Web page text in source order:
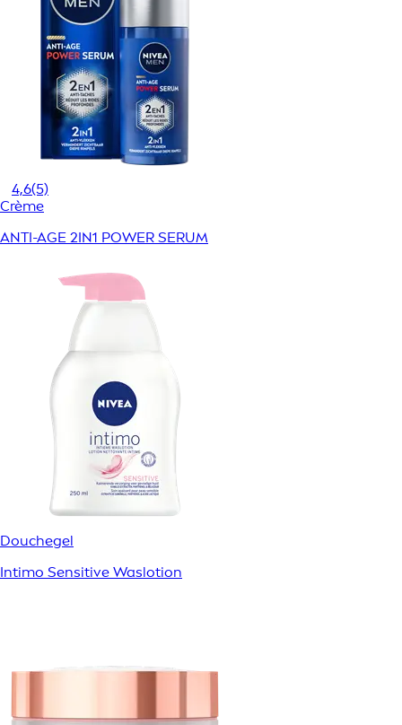
4,6(5)
Crème
ANTI-AGE 2IN1 POWER SERUM
Douchegel
Intimo Sensitive Waslotion